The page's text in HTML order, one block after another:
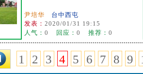
尹培华
台中西屯
发表： 2020/01/31 19:15
人气： 0 回应： 0 推荐： 0
1 2 3 4 5 6 7 8 9